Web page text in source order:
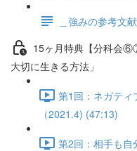
＿強みの参考文献
15ヶ月特典【分科会
大切に生きる方法」
第1回：ネガティ
（2021.4) (47:13)
第2回：相手も自